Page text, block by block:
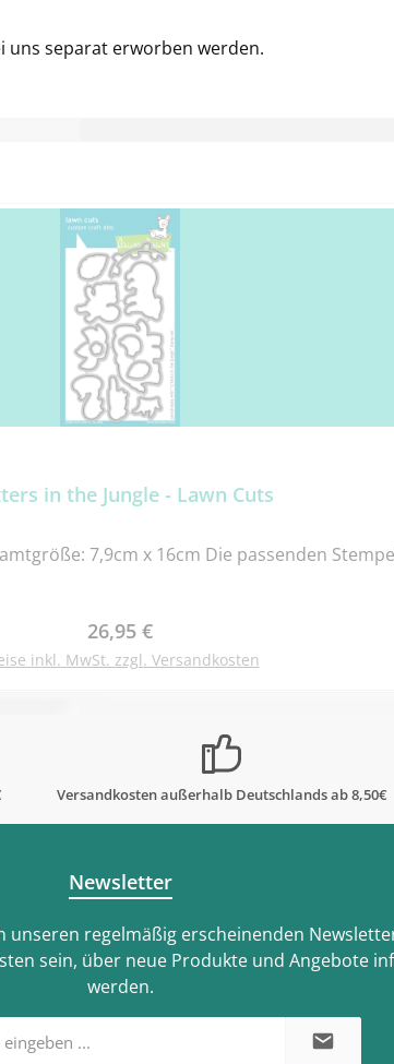
uns separat erworben werden.
in the Jungle - Lawn Cuts
7,9cm x 16cm Die passenden
Regulärer Preis:
26,95 €
inkl. MwSt. zzgl. Versandkosten
Versandkosten außerhalb Deutschlands ab 8,50€
Newsletter
unseren regelmäßig erscheinenden
sein, über neue Produkte und Angebote
werden.